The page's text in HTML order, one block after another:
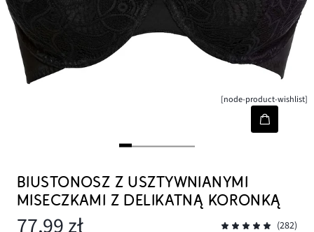
[node-product-wishlist]
BIUSTONOSZ Z USZTYWNIANYMI
MISECZKAMI Z DELIKATNĄ KORONKĄ
(282)